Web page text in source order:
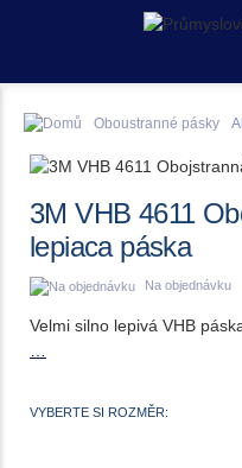
Oboustranné pásky
3M VHB 4611
lepiaca páska
Na objednávku
Velmi silno lepivá VHB
VYBERTE SI ROZMĚR: